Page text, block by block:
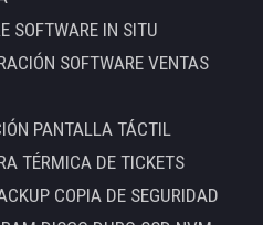
SOFTWARE IN SITU
SOFTWARE VENTAS
PANTALLA TÁCTIL
TÉRMICA DE TICKETS
COPIA DE SEGURIDAD